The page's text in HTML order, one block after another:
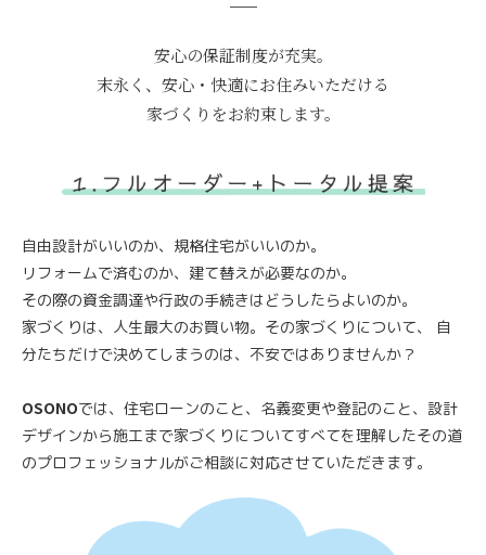
安心の保証制度が充実。
末永く、安心・快適にお住みいただける
家づくりをお約束します。
自由設計がいいのか、規格住宅がいいのか。
リフォームで済むのか、建て替えが必要なのか。
その際の資金調達や行政の手続きはどうしたらよいのか。
家づくりは、人生最大のお買い物。その家づくりについて、
自
分たちだけで決めてしまうのは、不安ではありませんか？
OSONOでは、住宅ローンのこと、名義変更や登記のこと、設計
デザインから施工まで家づくりについてすべてを理解したその道
のプロフェッショナルがご相談に対応させていただきます。